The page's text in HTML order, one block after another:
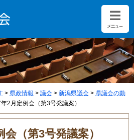
> 県政情報 > 議会 > 新潟県議会 > 県議会の動
2月定例会（第3号発議案）
（第3号発議案）